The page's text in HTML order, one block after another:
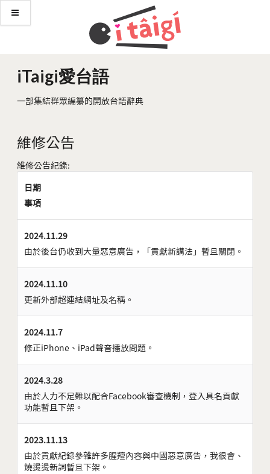
iTaigi愛台語
一部集結群眾編纂的開放台語辭典
維修公告
維修公告紀錄:
日期
事項
2024.11.29
由於後台仍收到大量惡意廣告，「貢獻新講法」暫且關閉。
2024.11.10
更新外部超連結網址及名稱。
2024.11.7
修正iPhone、iPad聲音播放問題。
2024.3.28
由於人力不足難以配合Facebook審查機制，登入具名貢獻
功能暫且下架。
2023.11.13
由於貢獻紀錄參雜許多腥羶內容與中國惡意廣告，我很會、
燒燙燙新詞暫且下架。